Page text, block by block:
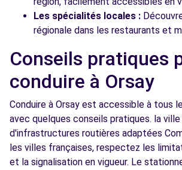
Les spécialités locales :
régionale dans les restaurants et
Conseils pratiques
conduire à Orsay
Conduire à Orsay est accessible à tous
avec quelques conseils pratiques. la
d'infrastructures routières adaptées
les villes françaises, respectez les
et la signalisation en vigueur. Le